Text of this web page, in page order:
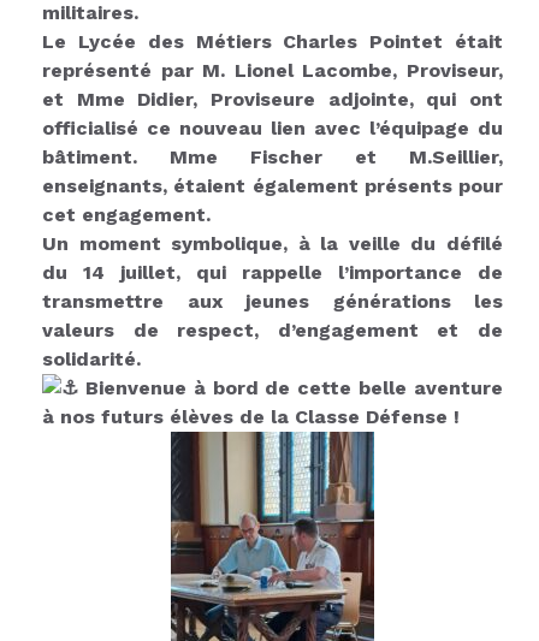
militaires.
Le Lycée des Métiers Charles Pointet était
représenté par M. Lionel Lacombe, Proviseur,
et Mme Didier, Proviseure adjointe, qui ont
officialisé ce nouveau lien avec l’équipage du
bâtiment. Mme Fischer et M.Seillier,
enseignants, étaient également présents pour
cet engagement.
Un moment symbolique, à la veille du défilé
du 14 juillet, qui rappelle l’importance de
transmettre aux jeunes générations les
valeurs de respect, d’engagement et de
solidarité.
Bienvenue à bord de cette belle aventure
à nos futurs élèves de la Classe Défense !